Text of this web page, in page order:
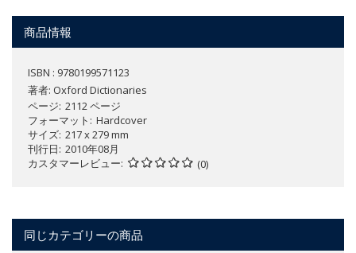
商品情報
ISBN : 9780199571123
著者: Oxford Dictionaries
ページ 2112 ページ
フォーマット
Hardcover
サイズ 217 x 279 mm
刊行日 2010年08月
カスタマーレビュー
(0)
同じカテゴリーの商品